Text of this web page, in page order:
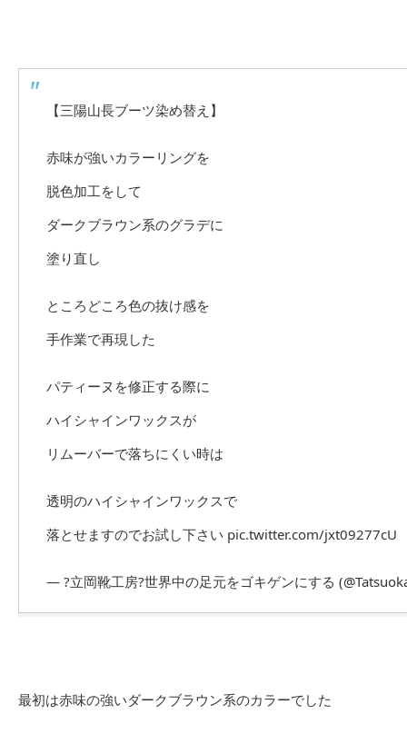
【三陽山長ブーツ染め替え】
赤味が強いカラーリングを
脱色加工をして
ダークブラウン系のグラデに
塗り直し
ところどころ色の抜け感を
手作業で再現した
パティーヌを修正する際に
ハイシャインワックスが
リムーバーで落ちにくい時は
透明のハイシャインワックスで
落とせますのでお試し下さい pic.twitter.com/jxt09277cU
— ?立岡靴工房?世界中の足元をゴキゲンにする
最初は赤味の強いダークブラウン系のカラーでした